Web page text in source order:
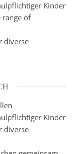
Kinder
range of
diverse
Kinder
diverse